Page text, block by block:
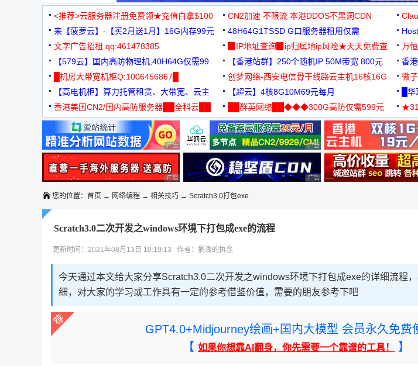
<推荐>云服务器注册免费领★充值白拿$100 CN2加速 不限流 本港DDOS不黑洞CDN
来【菠萝云】-【买2月送1月】16G内存99元
48H64G1TSSD G口服务器租用仅需
3000+可免费测试
文字广告招租 qq:461478385
▉IP地址查询▉ip归属地ip风险★天天免费查
万
99
【579云】国内高防物理机,40H64G仅需99
元
【香港站群】250个随机IP 50M带宽 800元 香
█机房大带宽机柜Q:1006456867█
创梦网络-西安电信骨干线路云主机16核16G
88元/月
微
【高电机柜】算力托管租赁、大带宽、云主
机
【超云】4核8G10M69元每月 █
香港美国CN2/国内高防服务器██全科云██
██群英网络██◆◆◆300G高防仅需599元
◆◆◆
用◆
广告 商业广告，理性选择 广告 商业广告，理性选择
广告 商业广告，理性选择 广告 商业广告，理性选择
您的位置： 首页 → 网络编程 → 相关技巧 → Scratch3.0打包exe
Scratch3.0二次开发之windows环境下打包成exe的流程
更新时间：2021年08月13日 10:19:13 作者：搁浅的执念
今天通过本文给大家分享Scratch3.0二次开发之windows环境下打包成exe的详细流程
细，对大家的学习或工作具有一定的参考借鉴价值，需要的朋友参考下吧
GPT4.0+Midjourney绘画+国内大模型 会员永久免费
【 如果你想靠AI翻身，你先需要一个靠谱的工具！ 】